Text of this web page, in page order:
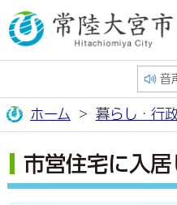
音
ホーム 暮らし・行
市営住宅に入居